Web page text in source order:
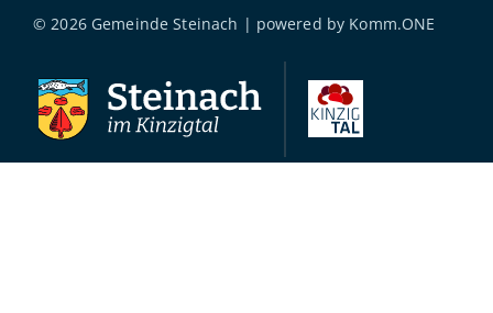
© 2026 Gemeinde Steinach | powered by Komm.ONE